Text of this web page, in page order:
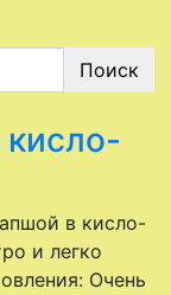
Поиск
кисло-
в кисло-
и легко
Очень